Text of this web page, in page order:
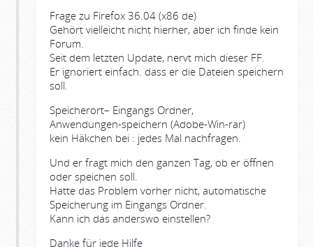
Frage zu Firefox 36.04 (x86 de)
Gehört vielleicht nicht hierher, aber ich finde kein
Forum.
Seit dem letzten Update, nervt mich dieser FF.
Er ignoriert einfach. dass er die Dateien speichern
soll.
Speicherort– Eingangs Ordner,
Anwendungen-speichern (Adobe-Win-rar)
kein Häkchen bei : jedes Mal nachfragen.
Und er fragt mich den ganzen Tag, ob er öffnen
oder speichen soll.
Hatte das Problem vorher nicht, automatische
Speicherung im Eingangs Ordner.
Kann ich das anderswo einstellen?
Danke für jede Hilfe